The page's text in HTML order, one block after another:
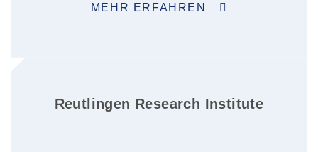
MEHR ERFAHREN
Reutlingen Research Institute